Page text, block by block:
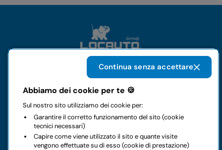
Noleggi
Business
Abbiamo dei cookie per te 🍪
Sul nostro sito utilizziamo dei cookie per:
Garantire il corretto funzionamento del sito (cookie
tecnici necessari)
Capire come viene utilizzato il sito e quante visite
vengono effettuate su di esso (cookie di prestazione)
Continua senza accettare